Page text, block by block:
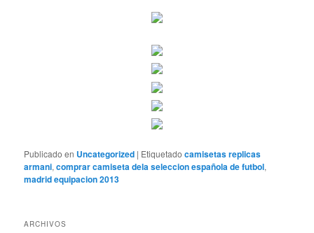
Publicado en Uncategorized | Etiquetado camisetas replicas
armani,comprar camiseta dela seleccion española de futbol,
madrid equipacion 2013
ARCHIVOS